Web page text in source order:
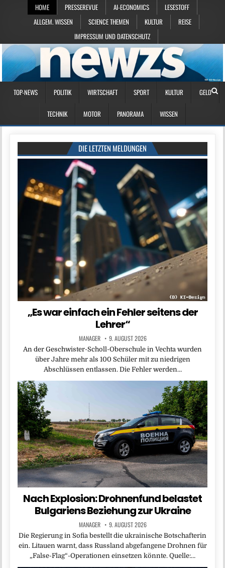
HOME PRESSEREVUE AI-ECONOMICS
LESESTOFF
ALLGEM. WISSEN
SCIENCE THEMEN KULTUR
REISE
IMPRESSUM UND DATENSCHUTZ
TOP-NEWS POLITIK WIRTSCHAFT SPORT KULTUR GELD
TECHNIK MOTOR PANORAMA WISSEN
DIE LETZTEN MELDUNGEN
„Es war einfach ein Fehler seitens der
Lehrer“
MANAGER 9. AUGUST 2026
An der Geschwister-Scholl-Oberschule in Vechta wurden
über Jahre mehr als 100 Schüler mit zu niedrigen
Abschlüssen entlassen. Die Fehler werden…
Nach Explosion: Drohnenfund belastet
Bulgariens Beziehung zur Ukraine
MANAGER 9. AUGUST 2026
Die Regierung in Sofia bestellt die ukrainische Botschafterin
ein. Litauen warnt, dass Russland abgefangene Drohnen für
„False-Flag“-Operationen einsetzen könnte. Quelle:…